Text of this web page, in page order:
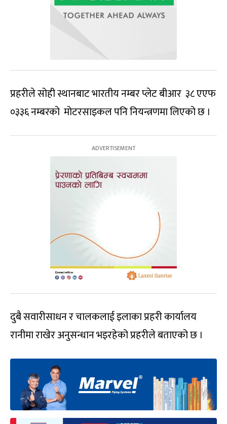
प्रहरीले सोही स्थानबाट भारतीय नम्बर प्लेट बीआर ३८ एएफ
०३३६ नम्बरको मोटरसाइकल पनि नियन्त्रणमा लिएको छ ।
दुबै सवारीसाधन र चालकलाई इलाका प्रहरी कार्यालय
रानीमा राखेर अनुसन्धान भइरहेको प्रहरीले बताएको छ ।